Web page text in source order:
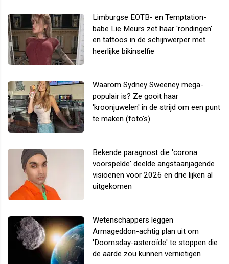
Limburgse EOTB- en Temptation-
babe Lie Meurs zet haar 'rondingen'
en tattoos in de schijnwerper met
heerlijke bikinselfie
Waarom Sydney Sweeney mega-
populair is? Ze gooit haar
'kroonjuwelen' in de strijd om een punt
te maken (foto's)
Bekende paragnost die 'corona
voorspelde' deelde angstaanjagende
visioenen voor 2026 en drie lijken al
uitgekomen
Wetenschappers leggen
Armageddon-achtig plan uit om
'Doomsday-asteroïde' te stoppen die
de aarde zou kunnen vernietigen